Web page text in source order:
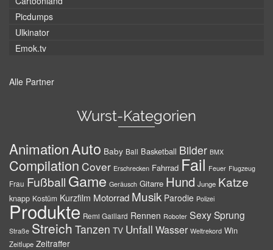
Picdumps
Ulkinator
Emok.tv
Alle Partner
Wurst-Kategorien
AnimationAuto Baby Ball Basketball Bilder BMX
Compilation Cover Erschrecken Fahrrad Fail Feuer Flugzeug
Frau Fußball Game Geräusch Gitarre Hund Junge Katze
knapp Kostüm Kurzfilm Motorrad Musik Parodie Polizei
Produkte Remi Gaillard Rennen Roboter SexySprung
Straße Streich Tanzen TV Unfall Wasser Weltrekord Win
Zeitlupe Zeitraffer